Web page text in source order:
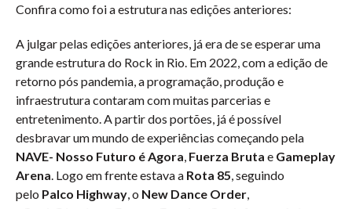
Confira como foi a estrutura nas edições anteriores:
A julgar pelas edições anteriores, já era de se esperar uma
grande estrutura do Rock in Rio. Em 2022, com a edição de
retorno pós pandemia, a programação, produção e
infraestrutura contaram com muitas parcerias e
entretenimento. A partir dos portões, já é possível
desbravar um mundo de experiências começando pela
NAVE- Nosso Futuro é Agora Fuerza Bruta e Gameplay
Arena . Logo em frente estava a Rota 85 , seguindo
pelo Palco Highway , o New Dance Order